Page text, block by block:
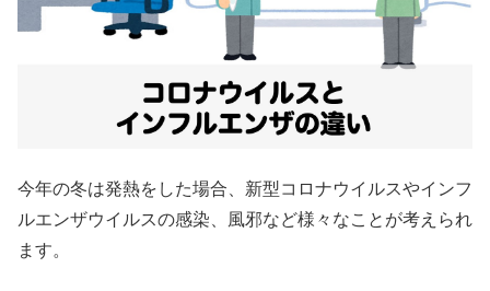
今年の冬は発熱をした場合、新型コロナウイルスやインフ
ルエンザウイルスの感染、風邪など様々なことが考えられ
ます。